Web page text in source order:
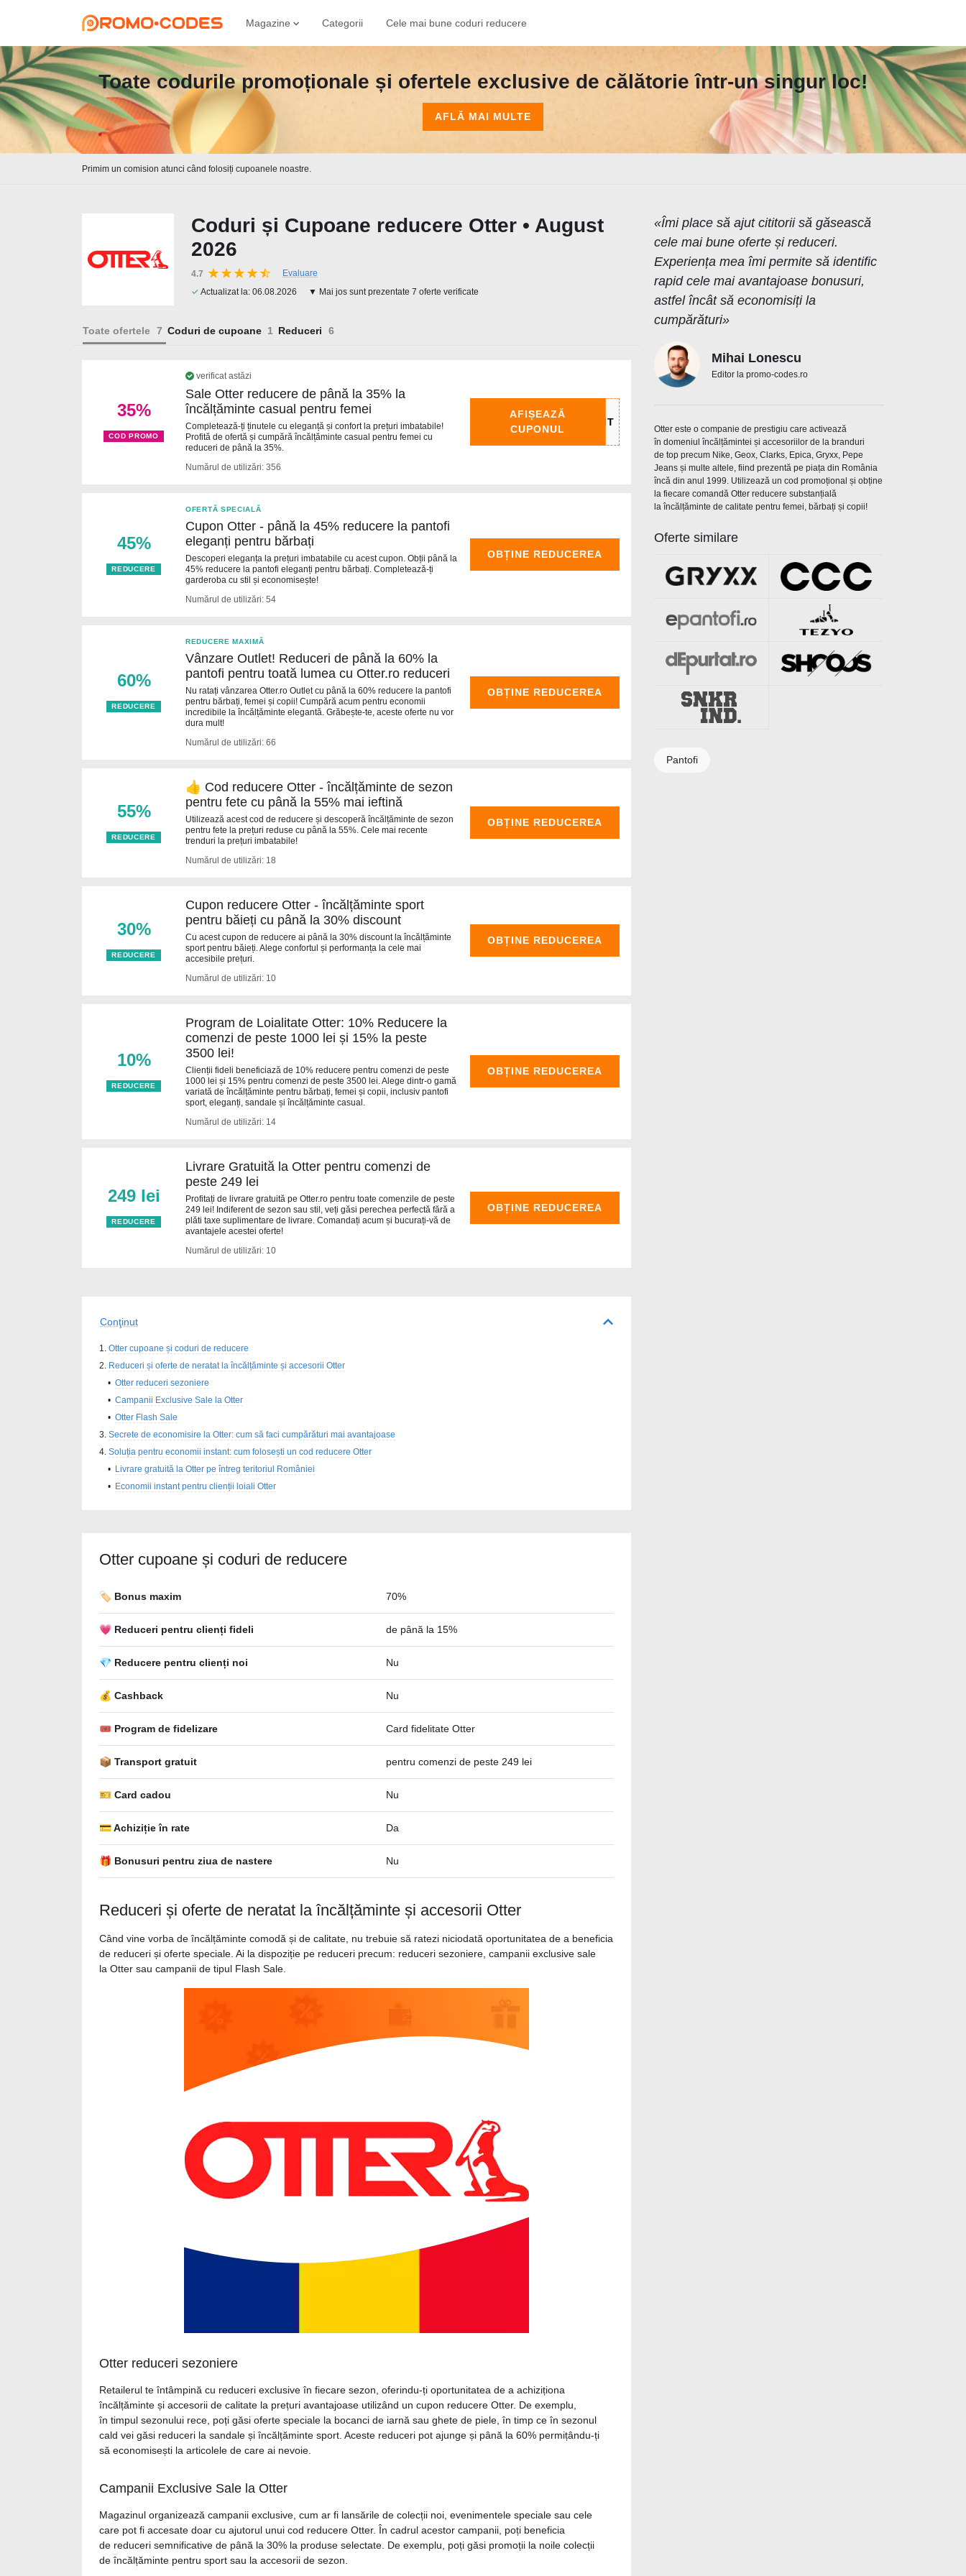
Magazine Categorii Cele mai bune coduri reducere
Toate codurile promoționale și ofertele exclusive de călătorie într-un singur loc!
AFLĂ MAI MULTE
Primim un comision atunci când folosiți cupoanele noastre.
Coduri și Cupoane reducere Otter • August
2026
4.7
Evaluare
✓ Actualizat la: 06.08.2026 ▼ Mai jos sunt prezentate 7 oferte verificate
Toate ofertele Coduri de cupoane Reduceri
35%
COD PROMO
verificat astăzi
Sale Otter reducere de până la 35% la
încălțăminte casual pentru femei
Completează-ți ținutele cu eleganță și confort la prețuri imbatabile!
Profită de ofertă și cumpără încălțăminte casual pentru femei cu
reduceri de până la 35%.
Numărul de utilizări: 356
AFIȘEAZĂ
CUPONUL
45%
REDUCERE
OFERTĂ SPECIALĂ
Cupon Otter - până la 45% reducere la pantofi
eleganți pentru bărbați
Descoperi eleganța la prețuri imbatabile cu acest cupon. Obții până la
45% reducere la pantofi eleganți pentru bărbați. Completează-ți
garderoba cu stil și economisește!
Numărul de utilizări: 54
OBȚINE REDUCEREA
60%
REDUCERE
REDUCERE MAXIMĂ
Vânzare Outlet! Reduceri de până la 60% la
pantofi pentru toată lumea cu Otter.ro reduceri
Nu ratați vânzarea Otter.ro Outlet cu până la 60% reducere la pantofi
pentru bărbați, femei și copii! Cumpără acum pentru economii
incredibile la încălțăminte elegantă. Grăbește-te, aceste oferte nu vor
dura mult!
Numărul de utilizări: 66
OBȚINE REDUCEREA
55%
REDUCERE
👍 Cod reducere Otter - încălțăminte de sezon
pentru fete cu până la 55% mai ieftină
Utilizează acest cod de reducere și descoperă încălțăminte de sezon
pentru fete la prețuri reduse cu până la 55%. Cele mai recente
trenduri la prețuri imbatabile!
Numărul de utilizări: 18
OBȚINE REDUCEREA
30%
REDUCERE
Cupon reducere Otter - încălțăminte sport
pentru băieți cu până la 30% discount
Cu acest cupon de reducere ai până la 30% discount la încălțăminte
sport pentru băieți. Alege confortul și performanța la cele mai
accesibile prețuri.
Numărul de utilizări: 10
OBȚINE REDUCEREA
10%
REDUCERE
Program de Loialitate Otter: 10% Reducere la
comenzi de peste 1000 lei și 15% la peste
3500 lei!
Clienții fideli beneficiază de 10% reducere pentru comenzi de peste
1000 lei și 15% pentru comenzi de peste 3500 lei. Alege dintr-o gamă
variată de încălțăminte pentru bărbați, femei și copii, inclusiv pantofi
sport, eleganți, sandale și încălțăminte casual.
Numărul de utilizări: 14
OBȚINE REDUCEREA
249 lei
REDUCERE
Livrare Gratuită la Otter pentru comenzi de
peste 249 lei
Profitați de livrare gratuită pe Otter.ro pentru toate comenzile de peste
249 lei! Indiferent de sezon sau stil, veți găsi perechea perfectă fără a
plăti taxe suplimentare de livrare. Comandați acum și bucurați-vă de
avantajele acestei oferte!
Numărul de utilizări: 10
OBȚINE REDUCEREA
Conţinut
Otter cupoane și coduri de reducere
Reduceri și oferte de neratat la încălțăminte și accesorii Otter
Otter reduceri sezoniere
Campanii Exclusive Sale la Otter
Otter Flash Sale
Secrete de economisire la Otter: cum să faci cumpărături mai avantajoase
Soluția pentru economii instant: cum folosești un cod reducere Otter
Livrare gratuită la Otter pe întreg teritoriul României
Economii instant pentru clienții loiali Otter
Otter cupoane și coduri de reducere
🏷️ Bonus maxim 70%
💗 Reduceri pentru clienți fideli de până la 15%
💎 Reducere pentru clienți noi Nu
💰 Cashback Nu
🎟 Program de fidelizare Card fidelitate Otter
📦 Transport gratuit pentru comenzi de peste 249 lei
🎫 Card cadou Nu
💳 Achiziție în rate Da
🎁 Bonusuri pentru ziua de nastere Nu
Reduceri și oferte de neratat la încălțăminte și accesorii Otter
Când vine vorba de încălțăminte comodă și de calitate, nu trebuie să ratezi niciodată oportunitatea de a beneficia
de reduceri și oferte speciale. Ai la dispoziție pe reduceri precum: reduceri sezoniere, campanii exclusive sale
la Otter sau campanii de tipul Flash Sale.
Otter reduceri sezoniere
Retailerul te întâmpină cu reduceri exclusive în fiecare sezon, oferindu-ți oportunitatea de a achiziționa
încălțăminte și accesorii de calitate la prețuri avantajoase utilizând un cupon reducere Otter. De exemplu,
în timpul sezonului rece, poți găsi oferte speciale la bocanci de iarnă sau ghete de piele, în timp ce în sezonul
cald vei găsi reduceri la sandale și încălțăminte sport. Aceste reduceri pot ajunge și până la 60% permițându-ți
să economisești la articolele de care ai nevoie.
Campanii Exclusive Sale la Otter
Magazinul organizează campanii exclusive, cum ar fi lansările de colecții noi, evenimentele speciale sau cele
care pot fi accesate doar cu ajutorul unui cod reducere Otter. În cadrul acestor campanii, poți beneficia
de reduceri semnificative de până la 30% la produse selectate. De exemplu, poți găsi promoții la noile colecții
de încălțăminte pentru sport sau la accesorii de sezon.
«Îmi place să ajut cititorii să găsească
cele mai bune oferte și reduceri.
Experiența mea îmi permite să identific
rapid cele mai avantajoase bonusuri,
astfel încât să economisiți la
cumpărături»
Mihai Lonescu
Editor la promo-codes.ro
Otter este o companie de prestigiu care activează
în domeniul încălțămintei și accesoriilor de la branduri
de top precum Nike, Geox, Clarks, Epica, Gryxx, Pepe
Jeans și multe altele, fiind prezentă pe piața din România
încă din anul 1999. Utilizează un cod promoțional și obține
la fiecare comandă Otter reducere substanțială
la încălțăminte de calitate pentru femei, bărbați și copii!
Oferte similare
Pantofi